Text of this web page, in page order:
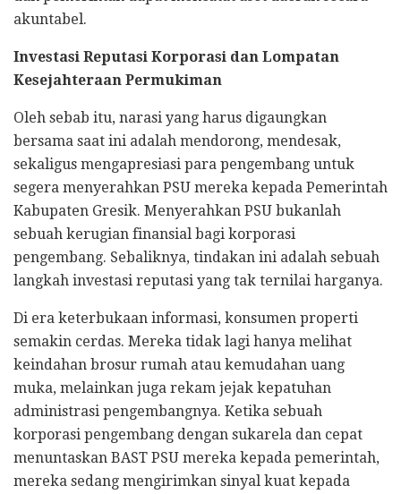
akuntabel.
Investasi Reputasi Korporasi dan Lompatan
Kesejahteraan Permukiman
Oleh sebab itu, narasi yang harus digaungkan
bersama saat ini adalah mendorong, mendesak,
sekaligus mengapresiasi para pengembang untuk
segera menyerahkan PSU mereka kepada Pemerintah
Kabupaten Gresik. Menyerahkan PSU bukanlah
sebuah kerugian finansial bagi korporasi
pengembang. Sebaliknya, tindakan ini adalah sebuah
langkah investasi reputasi yang tak ternilai harganya.
Di era keterbukaan informasi, konsumen properti
semakin cerdas. Mereka tidak lagi hanya melihat
keindahan brosur rumah atau kemudahan uang
muka, melainkan juga rekam jejak kepatuhan
administrasi pengembangnya. Ketika sebuah
korporasi pengembang dengan sukarela dan cepat
menuntaskan BAST PSU mereka kepada pemerintah,
mereka sedang mengirimkan sinyal kuat kepada